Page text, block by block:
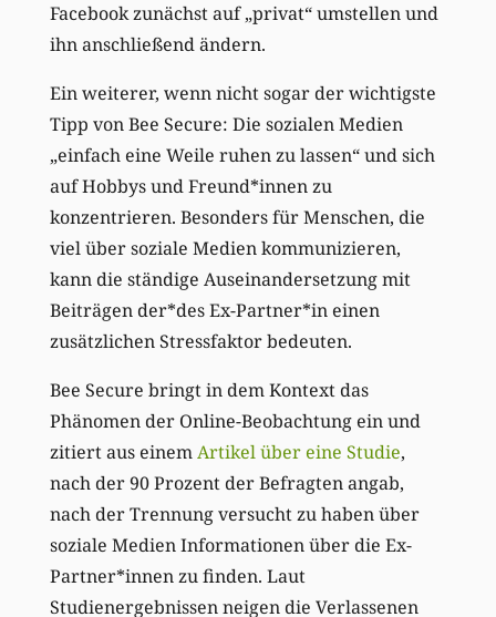
Facebook zunächst auf „privat“ umstellen und
ihn anschließend ändern.
Ein weiterer, wenn nicht sogar der wichtigste
Tipp von Bee Secure: Die sozialen Medien
„einfach eine Weile ruhen zu lassen“ und sich
auf Hobbys und Freund*innen zu
konzentrieren. Besonders für Menschen, die
viel über soziale Medien kommunizieren,
kann die ständige Auseinandersetzung mit
Beiträgen der*des Ex-Partner*in einen
zusätzlichen Stressfaktor bedeuten.
Bee Secure bringt in dem Kontext das
Phänomen der Online-Beobachtung ein und
zitiert aus einemArtikel über eine Studie,
nach der 90 Prozent der Befragten angab,
nach der Trennung versucht zu haben über
soziale Medien Informationen über die Ex-
Partner*innen zu finden. Laut
Studienergebnissen neigen die Verlassenen